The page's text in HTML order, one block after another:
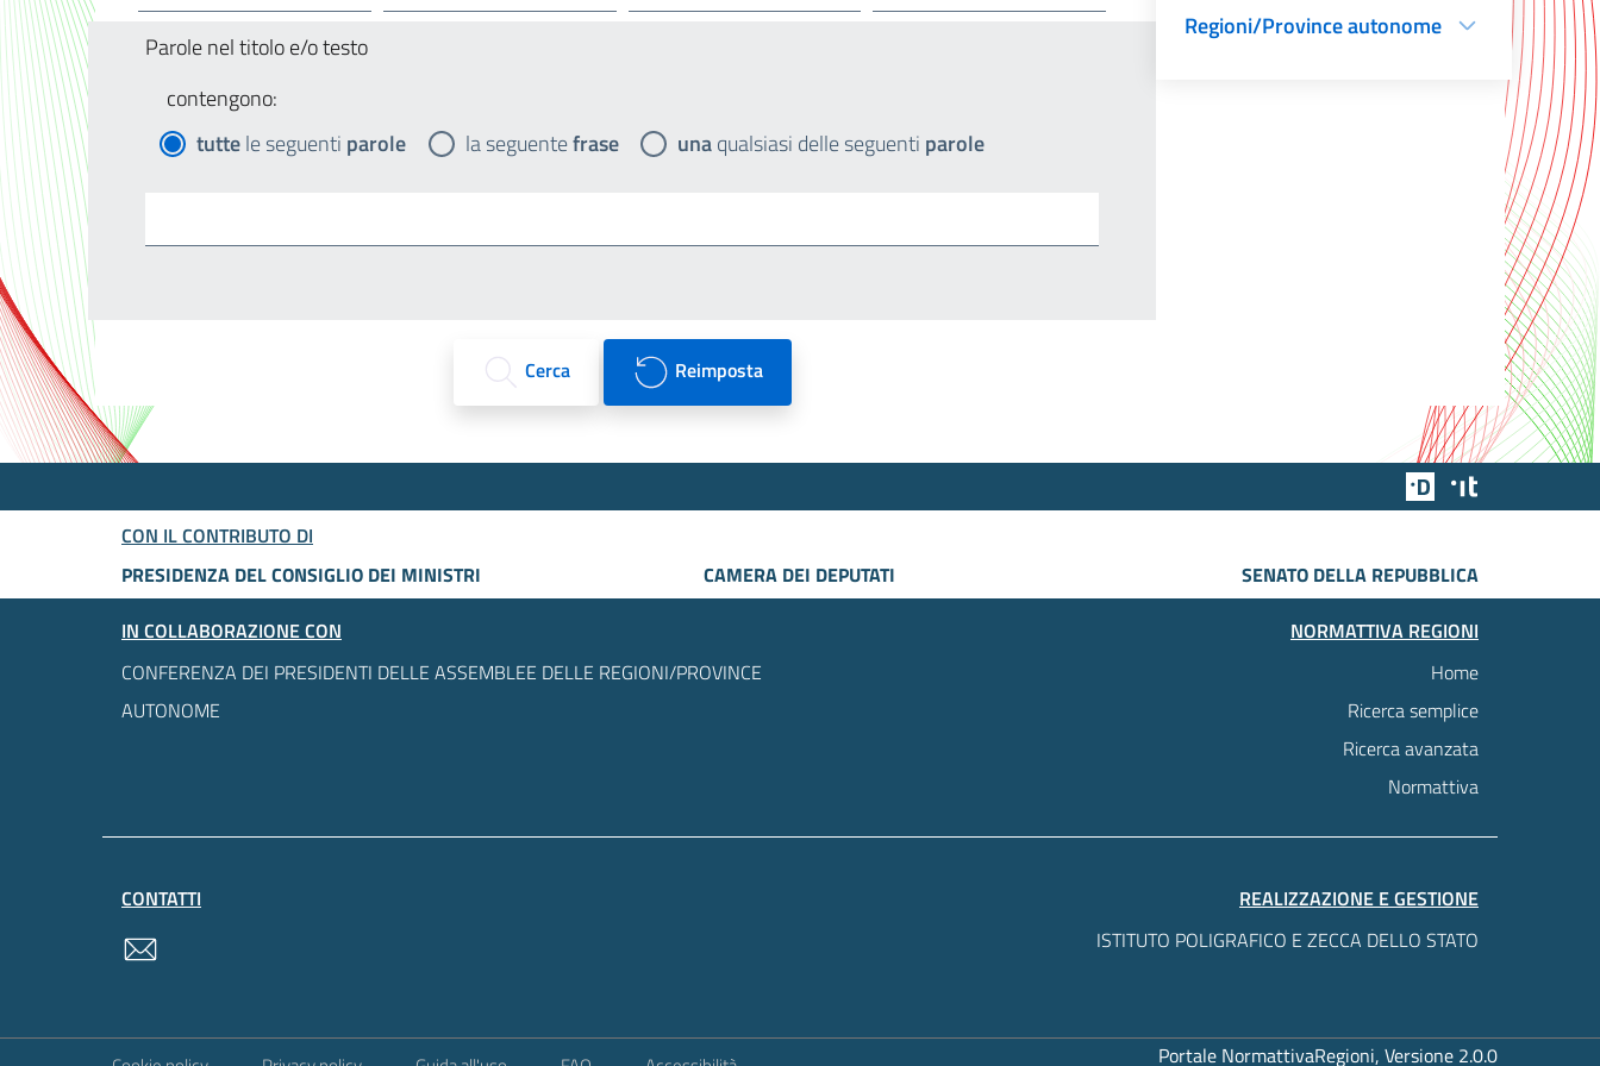
Parole nel titolo e/o testo
contengono:
tuttele seguenti parole la seguentefrase unaqualsiasi delle seguenti parole
Cerca Reimposta
Regioni/Province autonome
Team Digitale
CON IL CONTRIBUTO DI
PRESIDENZA DEL CONSIGLIO DEI MINISTRI
CAMERA DEI DEPUTATI
SENATO DELLA REPUBBLICA
IN COLLABORAZIONE CON
CONFERENZA DEI PRESIDENTI DELLE ASSEMBLEE DELLE REGIONI/PROVINCE
AUTONOME
NORMATTIVA REGIONI
Home
Ricerca semplice
Ricerca avanzata
Normattiva
CONTATTI
REALIZZAZIONE E GESTIONE
ISTITUTO POLIGRAFICO E ZECCA DELLO STATO
Portale NormattivaRegioni, Versione 2.0.0